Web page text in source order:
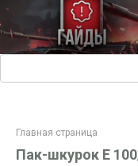
Главная страница
Пак-шкурок E